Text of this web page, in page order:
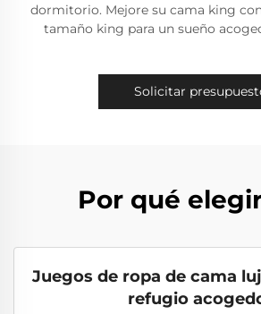
dormitorio. Mejore su cama king
tamaño king para un sueño
Solicitar
Por qué
Juegos de ropa de cama
refugio